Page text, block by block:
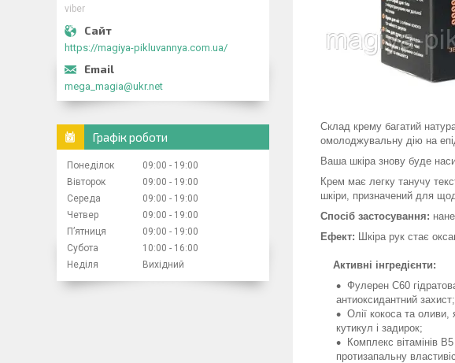
Склад крему багатий
омолоджувальну дію на
Ваша шкіра знову буде
Крем має легку танучу
шкіри, призначений для
Спосіб застосування:
Ефект: Шкіра рук стає
Активні інгредієнти:
Фулерен С60
антиоксидантний захист;
Олії кокоса та
кутикул і задирок;
Комплекс вітамінів
протизапальну
viber
https://magiya-pikluvannya.com.ua/
mega_magia@ukr.net
Графік роботи
Понеділок 09:00
19:00
Вівторок
09:00
19:00
Середа
09:00
19:00
Четвер
09:00
19:00
Пʼятниця
09:00
19:00
Субота
10:00
16:00
Неділя
Вихідний